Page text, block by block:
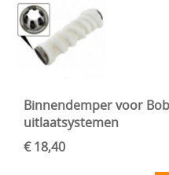
Binnendemper voor
uitlaatsystemen
€ 18,40